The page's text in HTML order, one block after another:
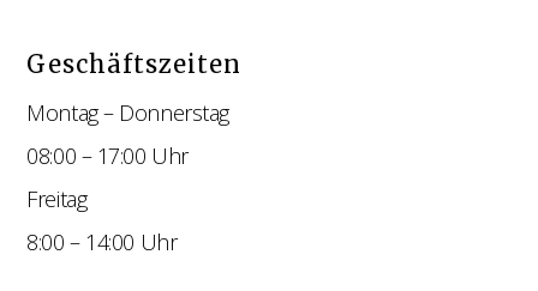
Geschäftszeiten
Montag – Donnerstag
08:00 – 17:00 Uhr
Freitag
8:00 – 14:00 Uhr